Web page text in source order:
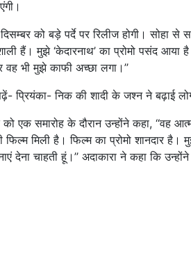
को बड़े पर्दे पर रिलीज होगी। सोहा से
हैं। मुझे ‘केदारनाथ’ का प्रोमो पसंद
भी मुझे काफी अच्छा लगा।’’
प्रियंका- निक की शादी के जश्न ने बढ़ाई
को एक समारोह के दौरान उन्होंने कहा, ‘‘वह
फिल्म मिली है। फिल्म का प्रोमो शानदार
देना चाहती हूं।’’ अदाकारा ने कहा कि